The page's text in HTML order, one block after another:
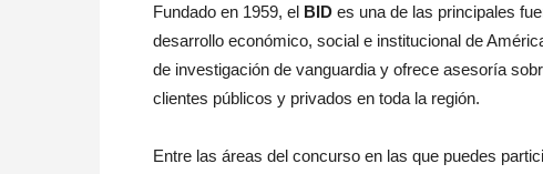
Fundado en 1959, el BID es una de las principales
desarrollo económico, social e institucional de
de investigación de vanguardia y ofrece asesoría
clientes públicos y privados en toda la región.
Entre las áreas del concurso en las que puedes